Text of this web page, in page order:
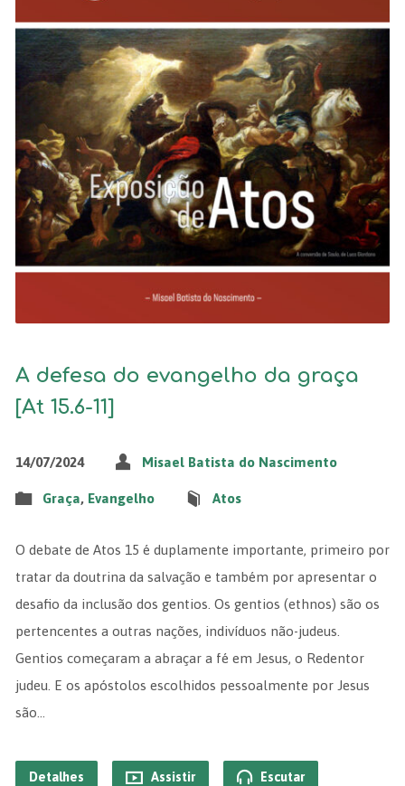
A defesa do evangelho da graça
[At 15.6-11]
14/07/2024 Misael Batista do Nascimento
Graça, Evangelho Atos
O debate de Atos 15 é duplamente importante, primeiro por
tratar da doutrina da salvação e também por apresentar o
desafio da inclusão dos gentios. Os gentios (ethnos) são os
pertencentes a outras nações, indivíduos não-judeus.
Gentios começaram a abraçar a fé em Jesus, o Redentor
judeu. E os apóstolos escolhidos pessoalmente por Jesus
são…
Detalhes Assistir Escutar